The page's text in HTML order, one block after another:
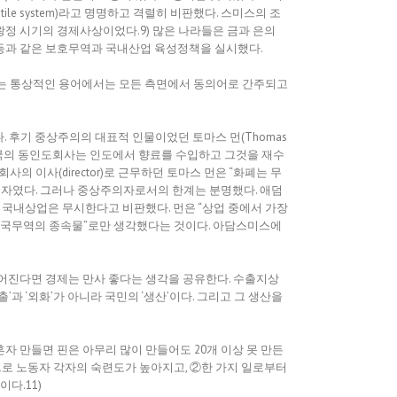
system)라고 명명하고 격렬히 비판했다. 스미스의 조
시기의 경제사상이었다.9) 많은 나라들은 금과 은의
같은 보호무역과 국내산업 육성정책을 실시했다.
통상적인 용어에서는 모든 측면에서 동의어로 간주되고
후기 중상주의의 대표적 인물이었던 토마스 먼(Thomas
의 동인도회사는 인도에서 향료를 수입하고 그것을 재수
의 이사(director)로 근무하던 토마스 먼은 “화폐는 무
였다. 그러나 중상주의자로서의 한계는 분명했다. 애덤
내상업은 무시한다고 비판했다. 먼은 “상업 중에서 가장
무역의 종속물”로만 생각했다는 것이다. 아담스미스에
진다면 경제는 만사 좋다는 생각을 공유한다. 수출지상
‘외화’가 아니라 국민의 ‘생산’이다. 그리고 그 생산을
만들면 핀은 아무리 많이 만들어도 20개 이상 못 만든
노동자 각자의 숙련도가 높아지고, ②한 가지 일로부터
다.11)